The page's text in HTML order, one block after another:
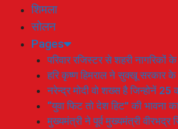
शिमला
सोलन
Pages
परिवार रजिस्टर से शहरी नागरिकों
हरि कृष्ण हिमराल ने सुक्खू सरकार के
नरेन्द्र मोदी वो शख्स है जिन्होनें 25
“युवा फिट तो देश हिट” की भावना
मुख्यमंत्री ने पूर्व मुख्यमंत्री वीरभद्र